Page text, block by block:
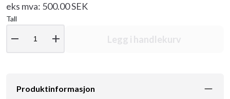
eks mva: 500.00 SEK
Tall
remove add Legg i handlekurv
Produktinformasjon